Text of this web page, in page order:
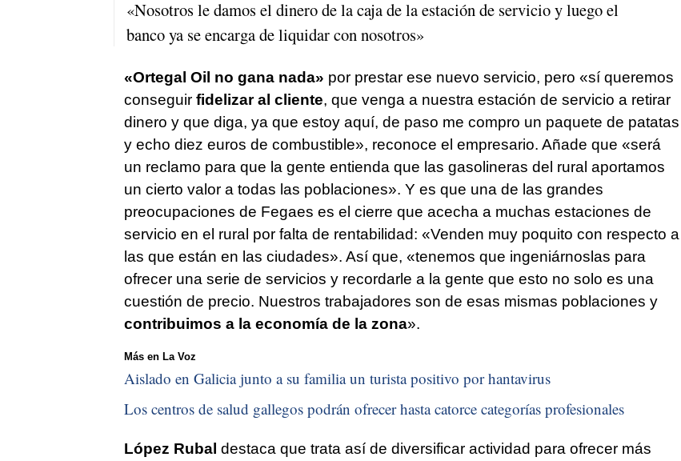
«Nosotros le damos el dinero de la caja de la estación de servicio y luego el
banco ya se encarga de liquidar con nosotros»
«Ortegal Oil no gana nada» por prestar ese nuevo servicio, pero «sí queremos
conseguir fidelizar al cliente, que venga a nuestra estación de servicio a retirar
dinero y que diga, ya que estoy aquí, de paso me compro un paquete de patatas
y echo diez euros de combustible», reconoce el empresario. Añade que «será
un reclamo para que la gente entienda que las gasolineras del rural aportamos
un cierto valor a todas las poblaciones». Y es que una de las grandes
preocupaciones de Fegaes es el cierre que acecha a muchas estaciones de
servicio en el rural por falta de rentabilidad: «Venden muy poquito con respecto a
las que están en las ciudades». Así que, «tenemos que ingeniárnoslas para
ofrecer una serie de servicios y recordarle a la gente que esto no solo es una
cuestión de precio. Nuestros trabajadores son de esas mismas poblaciones y
contribuimos a la economía de la zona».
Más en La Voz
Aislado en Galicia junto a su familia un turista positivo por hantavirus
Los centros de salud gallegos podrán ofrecer hasta catorce categorías profesionales
López Rubal destaca que trata así de diversificar actividad para ofrecer más